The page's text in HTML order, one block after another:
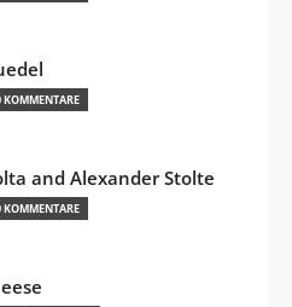
KOMMENTARE
and Alexander Stolte
KOMMENTARE